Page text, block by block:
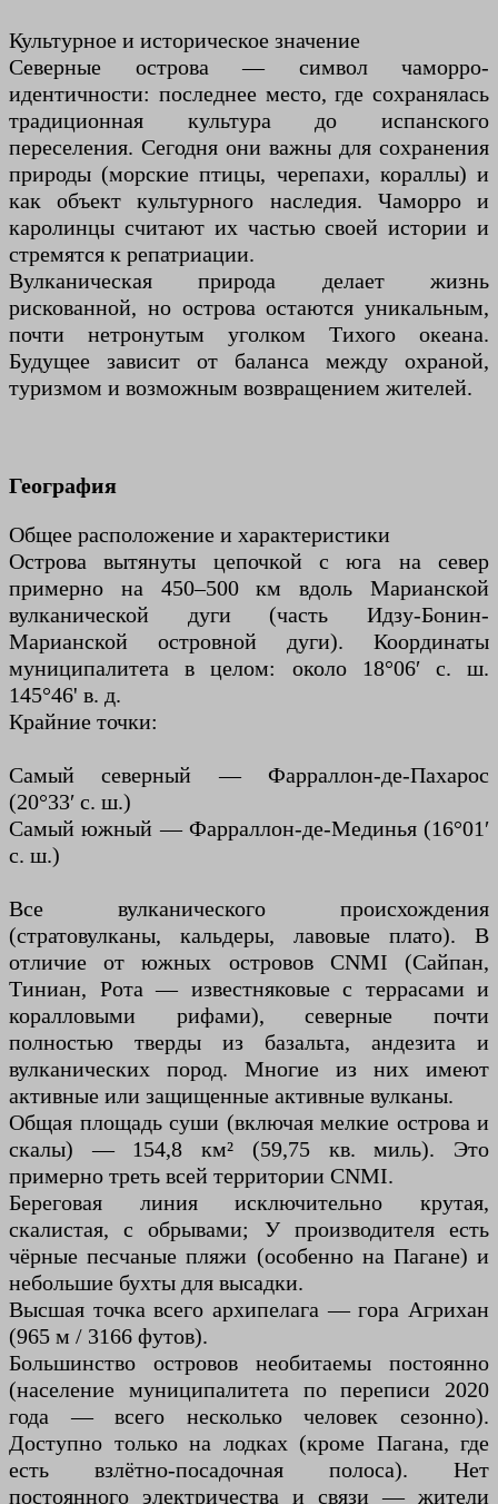
Культурное и историческое значение
Северные острова — символ чаморро-
идентичности: последнее место, где сохранялась
традиционная культура до испанского
переселения. Сегодня они важны для сохранения
природы (морские птицы, черепахи, кораллы) и
как объект культурного наследия. Чаморро и
каролинцы считают их частью своей истории и
стремятся к репатриации.
Вулканическая природа делает жизнь
рискованной, но острова остаются уникальным,
почти нетронутым уголком Тихого океана.
Будущее зависит от баланса между охраной,
туризмом и возможным возвращением жителей.
География
Общее расположение и характеристики
Острова вытянуты цепочкой с юга на север
примерно на 450–500 км вдоль Марианской
вулканической дуги (часть Идзу-Бонин-
Марианской островной дуги). Координаты
муниципалитета в целом: около 18°06′ с. ш.
145°46' в. д.
Крайние точки:
Самый северный — Фарраллон-де-Пахарос
(20°33′ с. ш.)
Самый южный — Фарраллон-де-Мединья (16°01′
с. ш.)
Все вулканического происхождения
(стратовулканы, кальдеры, лавовые плато). В
отличие от южных островов CNMI (Сайпан,
Тиниан, Рота — известняковые с террасами и
коралловыми рифами), северные почти
полностью тверды из базальта, андезита и
вулканических пород. Многие из них имеют
активные или защищенные активные вулканы.
Общая площадь суши (включая мелкие острова и
скалы) — 154,8 км² (59,75 кв. миль). Это
примерно треть всей территории CNMI.
Береговая линия исключительно крутая,
скалистая, с обрывами; У производителя есть
чёрные песчаные пляжи (особенно на Пагане) и
небольшие бухты для высадки.
Высшая точка всего архипелага — гора Агрихан
(965 м / 3166 футов).
Большинство островов необитаемы постоянно
(население муниципалитета по переписи 2020
года — всего несколько человек сезонно).
Доступно только на лодках (кроме Пагана, где
есть взлётно-посадочная полоса). Нет
постоянного электричества и связи — жители